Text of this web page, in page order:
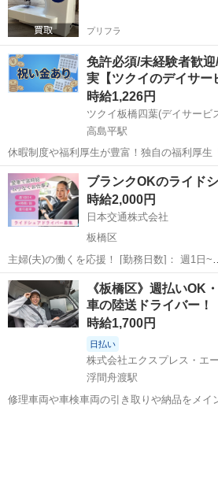
プリフラ
免許必須/未経験者歓
実【ツクイのデイサ
時給1,226円
ツクイ板橋四葉(デイサービ
高島平駅
休暇制度や福利厚生が豊富！独自の福利厚生
す♪プライベートも大切にできます。 ★☆ 働きやすいメリット多数
★☆ ＼＼サービス・職種の魅力／／ 送迎業務を通して、お客様から感
謝の言葉を直接いただけ...
東京 板橋区 高島平駅 その他
ブランクOKのライド
時給2,000円
日本交通株式会社
板橋区
主婦(夫)の働くを応援！ [勤務日数]： 週1日~
07:00~11:00/00:30~04:30/16:00~20:00 [勤務地・最寄駅]： 東京都板橋
東京 板橋区 ドライバー
《板橋区》週払いOK
車の陸送ドライバー
時給1,700円
日払い
株式会社エクスプレス・エ
浮間舟渡駅
修理車両や車検車両の引き取りや納品をメイ